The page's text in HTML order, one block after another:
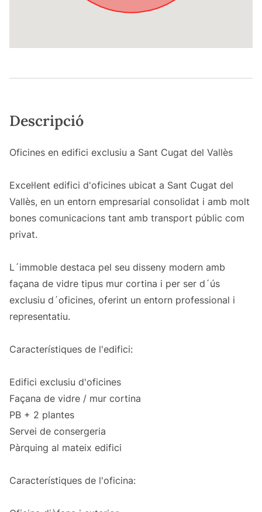
Descripció
Oficines en edifici exclusiu a Sant Cugat del Vallès
Excel·lent edifici d'oficines ubicat a Sant Cugat del
Vallès, en un entorn empresarial consolidat i amb molt
bones comunicacions tant amb transport públic com
privat.
L´immoble destaca pel seu disseny modern amb
façana de vidre tipus mur cortina i per ser d´ús
exclusiu d´oficines, oferint un entorn professional i
representatiu.
Característiques de l'edifici:
Edifici exclusiu d'oficines
Façana de vidre / mur cortina
PB + 2 plantes
Servei de consergeria
Pàrquing al mateix edifici
Característiques de l'oficina: